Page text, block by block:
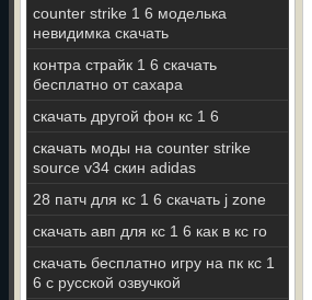
counter strike 1 6 моделька
невидимка скачать
контра страйк 1 6 скачать
бесплатно от сахара
скачать другой фон кс 1 6
скачать моды на counter strike
source v34 скин adidas
28 патч для кс 1 6 скачать j zone
скачать авп для кс 1 6 как в кс го
скачать бесплатно игру на пк кс 1
6 с русской озвучкой